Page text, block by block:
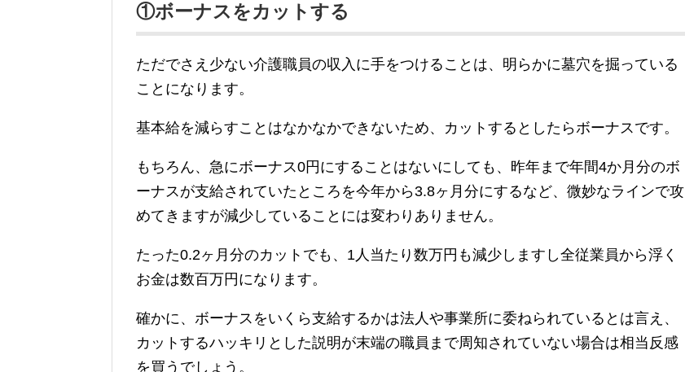
①ボーナスをカットする
ただでさえ少ない介護職員の収入に手をつけることは、明らかに墓穴を掘っている
ことになります。
基本給を減らすことはなかなかできないため、カットするとしたらボーナスです。
もちろん、急にボーナス0円にすることはないにしても、昨年まで年間4か月分のボ
ーナスが支給されていたところを今年から3.8ヶ月分にするなど、微妙なラインで攻
めてきますが減少していることには変わりありません。
たった0.2ヶ月分のカットでも、1人当たり数万円も減少しますし全従業員から浮く
お金は数百万円になります。
確かに、ボーナスをいくら支給するかは法人や事業所に委ねられているとは言え、
カットするハッキリとした説明が末端の職員まで周知されていない場合は相当反感
を買うでしょう。